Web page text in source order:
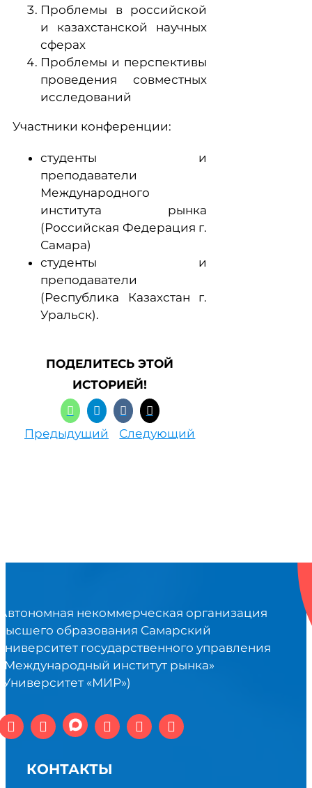
Проблемы в российской
и казахстанской научных
сферах
Проблемы и перспективы
проведения совместных
исследований
Участники конференции:
студенты и
преподаватели
Международного
института рынка
(Российская Федерация г.
Самара)
студенты и
преподаватели
(Республика Казахстан г.
Уральск).
ПОДЕЛИТЕСЬ ЭТОЙ
ИСТОРИЕЙ!
Предыдущий Следующий
некоммерческая организация
образования Самарский
государственного управления
институт рынка»
«МИР»)
КОНТАКТЫ